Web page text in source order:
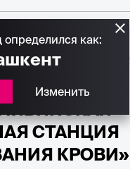
СТАНЦИЯ
КРОВИ»
определился как:
Изменить